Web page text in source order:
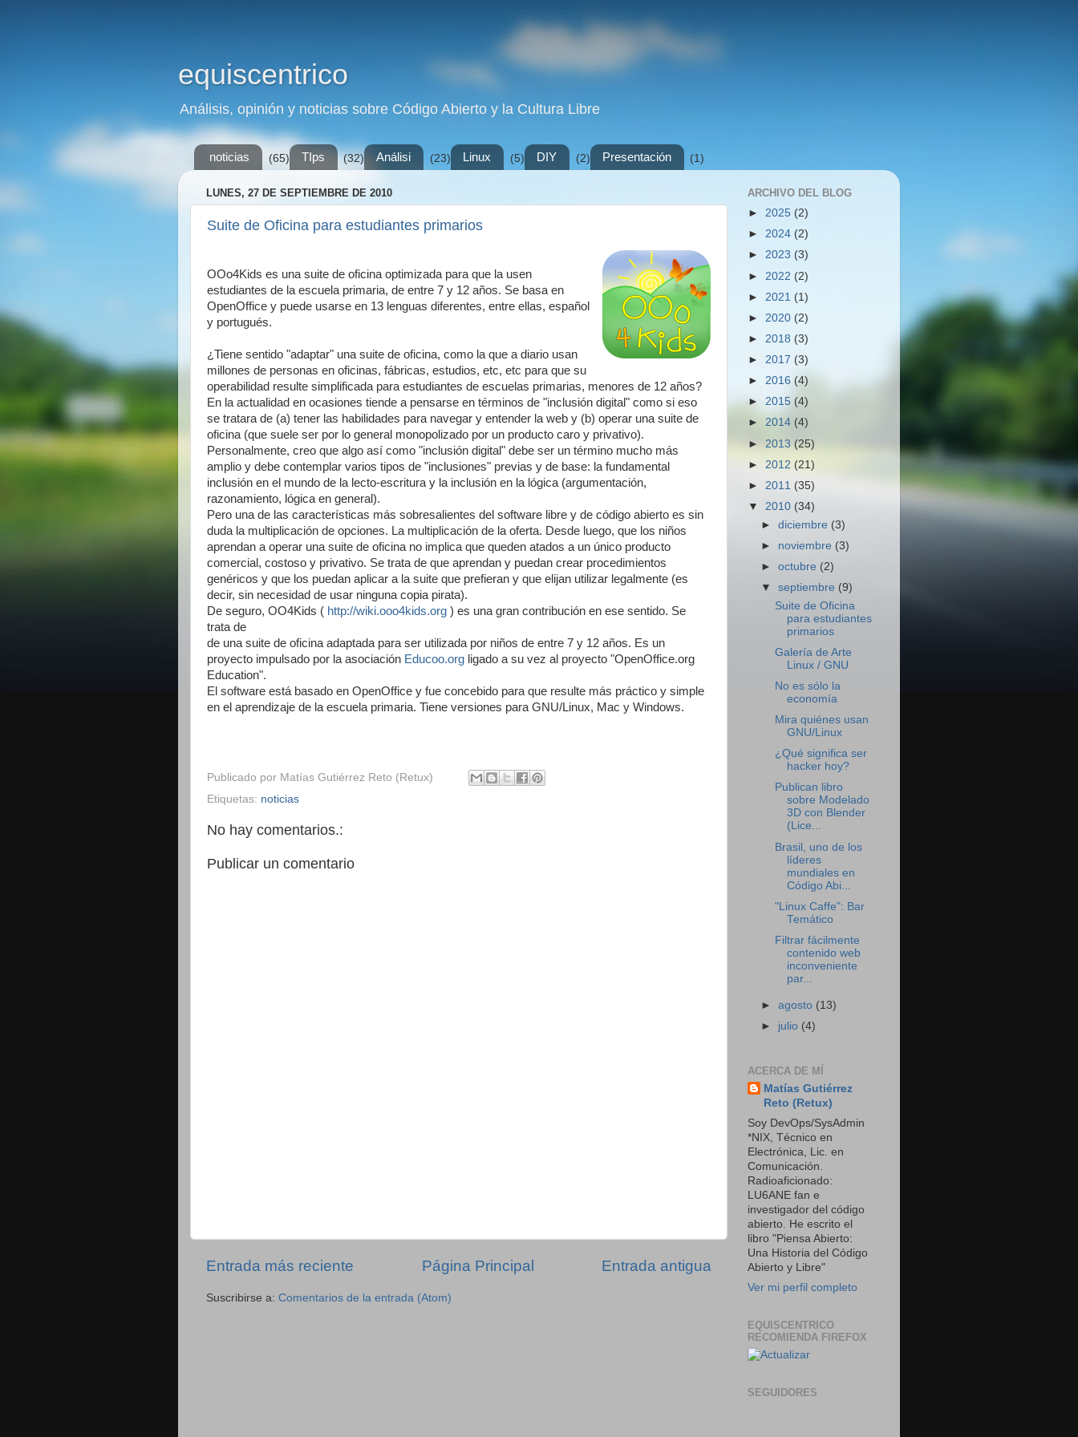
equiscentrico
Análisis, opinión y noticias sobre Código Abierto y la Cultura Libre
noticias (65) TIps (32) Análisi (23) Linux (5) DIY (2) Presentación (1)
LUNES, 27 DE SEPTIEMBRE DE 2010
Suite de Oficina para estudiantes primarios
OOo4Kids es una suite de oficina optimizada para que la usen
estudiantes de la escuela primaria, de entre 7 y 12 años. Se basa en
OpenOffice y puede usarse en 13 lenguas diferentes, entre ellas, español
y portugués.
¿Tiene sentido "adaptar" una suite de oficina, como la que a diario usan
millones de personas en oficinas, fábricas, estudios, etc, etc para que su
operabilidad resulte simplificada para estudiantes de escuelas primarias, menores de 12 años?
En la actualidad en ocasiones tiende a pensarse en términos de "inclusión digital" como si eso
se tratara de (a) tener las habilidades para navegar y entender la web y (b) operar una suite de
oficina (que suele ser por lo general monopolizado por un producto caro y privativo).
Personalmente, creo que algo así como "inclusión digital" debe ser un término mucho más
amplio y debe contemplar varios tipos de "inclusiones" previas y de base: la fundamental
inclusión en el mundo de la lecto-escritura y la inclusión en la lógica (argumentación,
razonamiento, lógica en general).
Pero una de las características más sobresalientes del software libre y de código abierto es sin
duda la multiplicación de opciones. La multiplicación de la oferta. Desde luego, que los niños
aprendan a operar una suite de oficina no implica que queden atados a un único producto
comercial, costoso y privativo. Se trata de que aprendan y puedan crear procedimientos
genéricos y que los puedan aplicar a la suite que prefieran y que elijan utilizar legalmente (es
decir, sin necesidad de usar ninguna copia pirata).
De seguro, OO4Kids ( http://wiki.ooo4kids.org ) es una gran contribución en ese sentido. Se
trata de
de una suite de oficina adaptada para ser utilizada por niños de entre 7 y 12 años. Es un
proyecto impulsado por la asociación Educoo.org ligado a su vez al proyecto "OpenOffice.org
Education".
El software está basado en OpenOffice y fue concebido para que resulte más práctico y simple
en el aprendizaje de la escuela primaria. Tiene versiones para GNU/Linux, Mac y Windows.
Publicado por Matías Gutiérrez Reto (Retux)
Etiquetas: noticias
No hay comentarios.:
Publicar un comentario
Entrada más reciente Entrada antigua
Página Principal
Suscribirse a: Comentarios de la entrada (Atom)
ARCHIVO DEL BLOG
► 2025 (2)
► 2024 (2)
► 2023 (3)
► 2022 (2)
► 2021 (1)
► 2020 (2)
► 2018 (3)
► 2017 (3)
► 2016 (4)
► 2015 (4)
► 2014 (4)
► 2013 (25)
► 2012 (21)
► 2011 (35)
▼ 2010 (34)
►diciembre (3)
► noviembre (3)
►octubre (2)
▼septiembre (9)
Suite de Oficina
para estudiantes
primarios
Galería de Arte
Linux / GNU
No es sólo la
economía
Mira quiénes usan
GNU/Linux
¿Qué significa ser
hacker hoy?
Publican libro
sobre Modelado
3D con Blender
(Lice...
Brasil, uno de los
líderes
mundiales en
Código Abi...
"Linux Caffe": Bar
Temático
Filtrar fácilmente
contenido web
inconveniente
par...
►agosto (13)
► julio (4)
ACERCA DE MÍ
Matías Gutiérrez
Reto (Retux)
Soy DevOps/SysAdmin
*NIX, Técnico en
Electrónica, Lic. en
Comunicación.
Radioaficionado:
LU6ANE fan e
investigador del código
abierto. He escrito el
libro "Piensa Abierto:
Una Historia del Código
Abierto y Libre"
Ver mi perfil completo
EQUISCENTRICO
RECOMIENDA FIREFOX
SEGUIDORES